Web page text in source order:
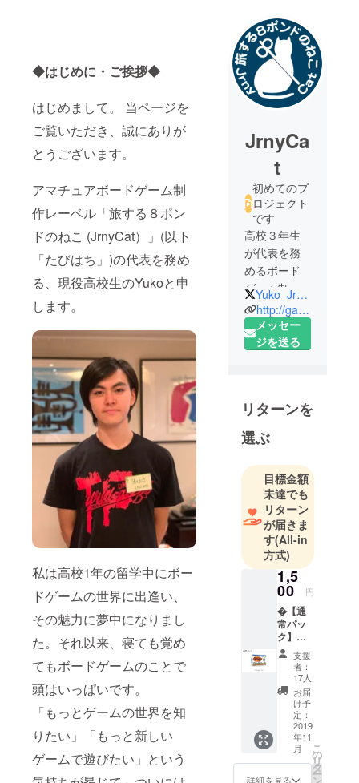
◆はじめに・ご挨拶◆
はじめまして。 当ページを
ご覧いただき、誠にありが
とうございます。
アマチュアボードゲーム制
作レーベル「旅する８ポン
ドのねこ (JrnyCat）」(以下
「たびはち」)の代表を務め
る、現役高校生のYukoと申
します。
私は高校1年の留学中にボー
ドゲームの世界に出逢い、
その魅力に夢中になりまし
た。それ以来、寝ても覚め
てもボードゲームのことで
頭はいっぱいです。
「もっとゲームの世界を知
りたい」「もっと新しい
ゲームで遊びたい」という
JrnyCa
t
初めてのプ
ロジェクト
です
高校３年生
が代表を務
めるボード
ゲーム制作
レーベル
「旅する８
ポンドのね
ムに出逢
い、のめり
込みまし
た。「無駄
のない美し
いルール」
を目指しま
す。
Yuko_JrnyCat_bg
http://gamemarket.jp/designer/yuko/
メッセー
ジを送る
リターンを
選ぶ
目標金額
未達でも
リターン
が届きま
す(All-in
方式)
1,5
00 円
�【通
常パッ
ク】
「Catc
hy!」１
セット
※ゲーム
マー
ケット
に出展
される
方は、
当日、
直接
支援
者：
17人
お届
け予
定：
2019
年11
月
詳細を見る
こ
の
リ
タ
ー